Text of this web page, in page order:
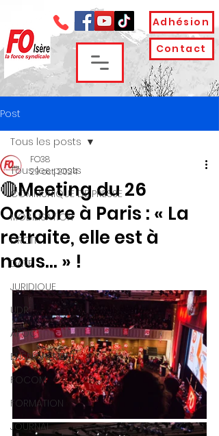
Adhésion
Contact
Post
Tous les posts
COMMUNIQUE DE PRESSE
MOBILISATION
DROIT
DATE
JURIDIQUE
UDR
AFOC
ENSEIGNEMENT
FOCOM
FORMATION
JOURNAL
Tous les posts
🔴Meeting du 26
Octobre à Paris : « La
retraite, elle est à
nous… » !
FO38
29 oct. 2024